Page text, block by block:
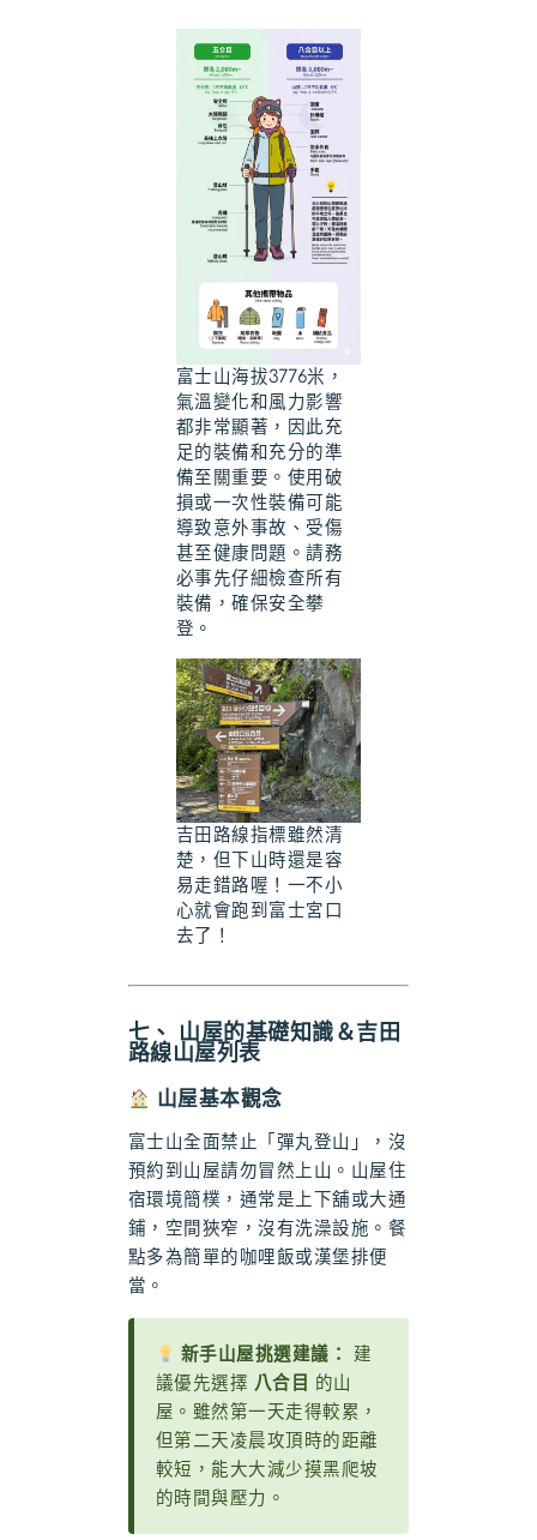
富士山海拔3776米，
氣溫變化和風力影響
都非常顯著，因此充
足的裝備和充分的準
備至關重要。使用破
損或一次性裝備可能
導致意外事故、受傷
甚至健康問題。請務
必事先仔細檢查所有
裝備，確保安全攀
登。
吉田路線指標雖然清
楚，但下山時還是容
易走錯路喔！一不小
心就會跑到富士宮口
去了！
七、 山屋的基礎知識＆吉田
路線山屋列表
山屋基本觀念
富士山全面禁止「彈丸登山」，沒
預約到山屋請勿冒然上山。山屋住
宿環境簡樸，通常是上下舖或大通
鋪，空間狹窄，沒有洗澡設施。餐
點多為簡單的咖哩飯或漢堡排便
當。
新手山屋挑選建議：
建
議優先選擇 八合目
的山
屋。雖然第一天走得較累，
但第二天凌晨攻頂時的距離
較短，能大大減少摸黑爬坡
的時間與壓力。